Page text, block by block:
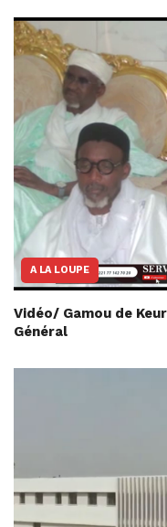
A LA LOUPE
Vidéo/ Gamou de
Général